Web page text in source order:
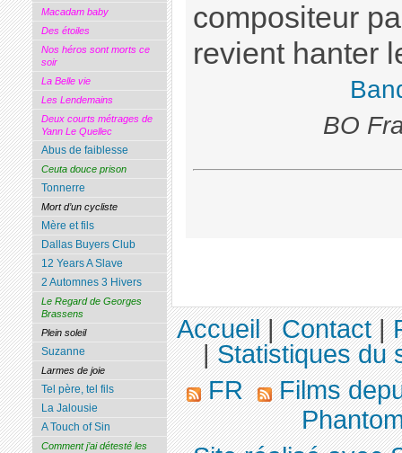
compositeur
revient hanter
BO
Macadam baby
Des étoiles
Nos héros sont morts ce
soir
La Belle vie
Les Lendemains
Deux courts métrages de
Yann Le Quellec
Abus de faiblesse
Ceuta douce prison
Tonnerre
Mort d’un cycliste
Mère et fils
Dallas Buyers Club
12 Years A Slave
2 Automnes 3 Hivers
Le Regard de Georges
Brassens
Plein soleil
Suzanne
Larmes de joie
Tel père, tel fils
La Jalousie
A Touch of Sin
Comment j’ai détesté les
Accueil|Contact|
|Statistiques du
FR
Films